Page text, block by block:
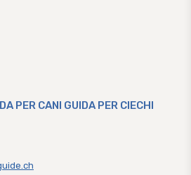
PER CANI GUIDA PER CIECHI